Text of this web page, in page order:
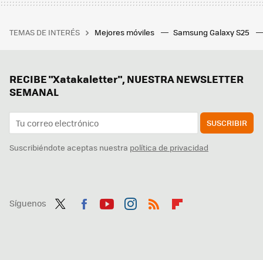
TEMAS DE INTERÉS Mejores móviles Samsung Galaxy S25
RECIBE "Xatakaletter", NUESTRA NEWSLETTER
SEMANAL
SUSCRIBIR
Suscribiéndote aceptas nuestra política de privacidad
Síguenos